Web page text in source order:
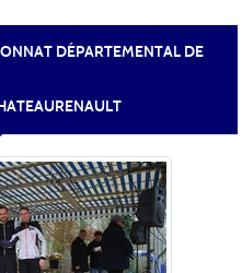
DÉPARTEMENTAL DE